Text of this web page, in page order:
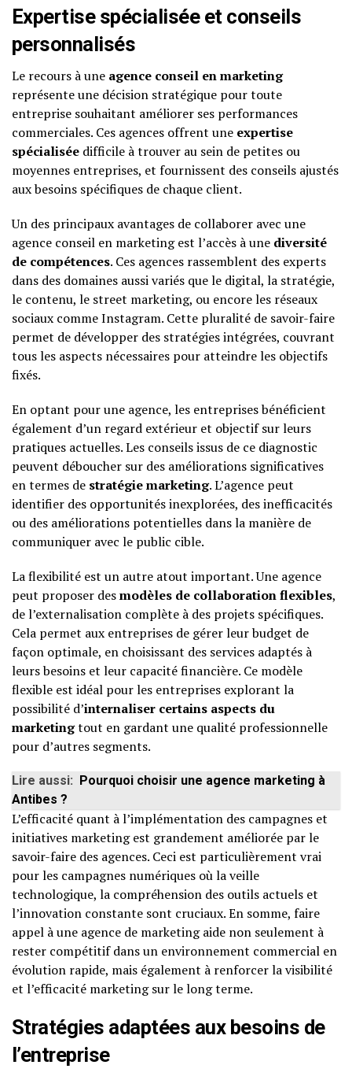
Expertise spécialisée et conseils
personnalisés
Le recours à une agence conseil en marketing
représente une décision stratégique pour toute
entreprise souhaitant améliorer ses performances
commerciales. Ces agences offrent une expertise
spécialisée difficile à trouver au sein de petites ou
moyennes entreprises, et fournissent des conseils ajustés
aux besoins spécifiques de chaque client.
Un des principaux avantages de collaborer avec une
agence conseil en marketing est l’accès à une diversité
de compétences. Ces agences rassemblent des experts
dans des domaines aussi variés que le digital, la stratégie,
le contenu, le street marketing, ou encore les réseaux
sociaux comme Instagram. Cette pluralité de savoir-faire
permet de développer des stratégies intégrées, couvrant
tous les aspects nécessaires pour atteindre les objectifs
fixés.
En optant pour une agence, les entreprises bénéficient
également d’un regard extérieur et objectif sur leurs
pratiques actuelles. Les conseils issus de ce diagnostic
peuvent déboucher sur des améliorations significatives
en termes de stratégie marketing. L’agence peut
identifier des opportunités inexplorées, des inefficacités
ou des améliorations potentielles dans la manière de
communiquer avec le public cible.
La flexibilité est un autre atout important. Une agence
peut proposer desmodèles de collaboration flexibles,
de l’externalisation complète à des projets spécifiques.
Cela permet aux entreprises de gérer leur budget de
façon optimale, en choisissant des services adaptés à
leurs besoins et leur capacité financière. Ce modèle
flexible est idéal pour les entreprises explorant la
possibilité d’internaliser certains aspects du
marketingtout en gardant une qualité professionnelle
pour d’autres segments.
Lire aussi: Pourquoi choisir une agence marketing à
Antibes ?
L’efficacité quant à l’implémentation des campagnes et
initiatives marketing est grandement améliorée par le
savoir-faire des agences. Ceci est particulièrement vrai
pour les campagnes numériques où la veille
technologique, la compréhension des outils actuels et
l’innovation constante sont cruciaux. En somme, faire
appel à une agence de marketing aide non seulement à
rester compétitif dans un environnement commercial en
évolution rapide, mais également à renforcer la visibilité
et l’efficacité marketing sur le long terme.
Stratégies adaptées aux besoins de
l’entreprise